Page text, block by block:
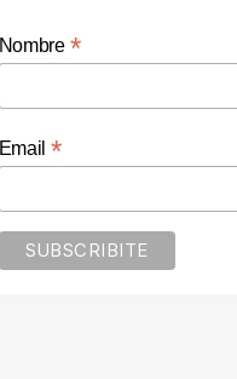
Nombre *
Email *